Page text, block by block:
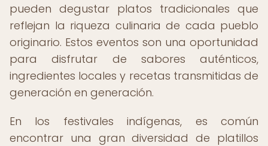
pueden degustar platos tradicionales que
reflejan la riqueza culinaria de cada pueblo
originario. Estos eventos son una oportunidad
para disfrutar de sabores auténticos,
ingredientes locales y recetas transmitidas de
generación en generación.
En los festivales indígenas, es común
encontrar una gran diversidad de platillos